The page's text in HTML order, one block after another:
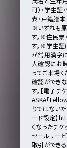
可） ・学生証
表・戸籍謄本
※いずれも原
す。 ※住民票
す。 ※学生証
が常用漢字
人確認にお
ってご来場く
確認ができ
す。 【電子チ
ASKA「
りではない
ード設定】
くなったチケ
セールサービ
取引ができる